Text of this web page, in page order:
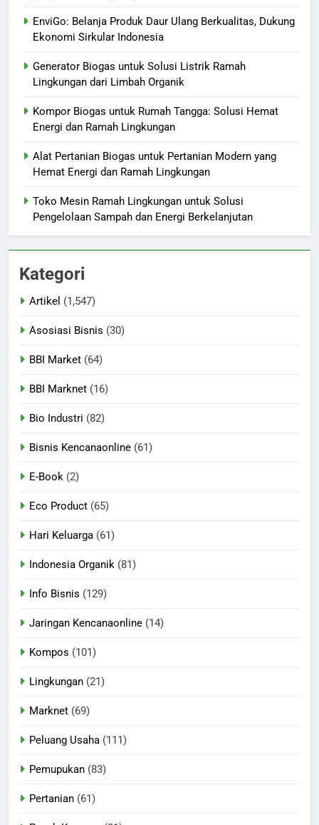
EnviGo: Belanja Produk Daur Ulang Berkualitas, Dukung
Ekonomi Sirkular Indonesia
Generator Biogas untuk Solusi Listrik Ramah
Lingkungan dari Limbah Organik
Kompor Biogas untuk Rumah Tangga: Solusi Hemat
Energi dan Ramah Lingkungan
Alat Pertanian Biogas untuk Pertanian Modern yang
Hemat Energi dan Ramah Lingkungan
Toko Mesin Ramah Lingkungan untuk Solusi
Pengelolaan Sampah dan Energi Berkelanjutan
Kategori
Artikel (1,547)
Asosiasi Bisnis (30)
BBI Market (64)
BBI Marknet (16)
Bio Industri (82)
Bisnis Kencanaonline (61)
E-Book (2)
Eco Product (65)
Hari Keluarga (61)
Indonesia Organik (81)
Info Bisnis (129)
Jaringan Kencanaonline (14)
Kompos (101)
Lingkungan (21)
Marknet (69)
Peluang Usaha (111)
Pemupukan (83)
Pertanian (61)